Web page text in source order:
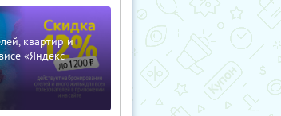
квартир и
«Яндекс